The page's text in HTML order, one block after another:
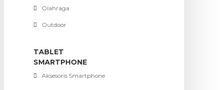
Olahraga
Outdoor
TABLET
SMARTPHONE
Aksesoris Smartphone